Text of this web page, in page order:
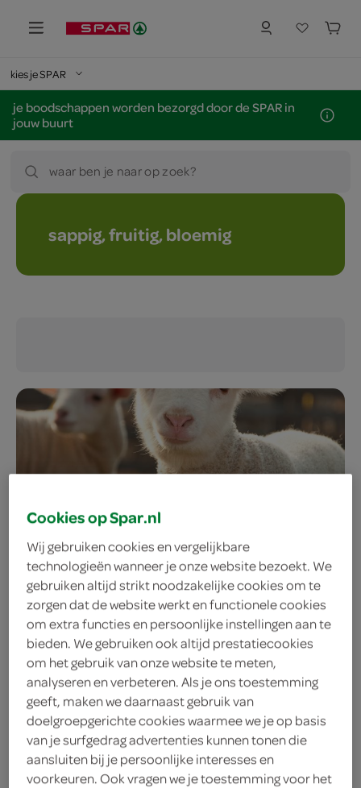
kies je SPAR
je boodschappen worden bezorgd door de SPAR in
jouw buurt
waar ben je naar op zoek?
sappig, fruitig, bloemig
Cookies op Spar.nl
Wij gebruiken cookies en vergelijkbare
technologieën wanneer je onze website bezoekt. We
gebruiken altijd strikt noodzakelijke cookies om te
zorgen dat de website werkt en functionele cookies
om extra functies en persoonlijke instellingen aan te
bieden. We gebruiken ook altijd prestatiecookies
om het gebruik van onze website te meten,
analyseren en verbeteren. Als je ons toestemming
geeft, maken we daarnaast gebruik van
doelgroepgerichte cookies waarmee we je op basis
van je surfgedrag advertenties kunnen tonen die
aansluiten bij je persoonlijke interesses en
voorkeuren. Ook vragen we je toestemming voor het